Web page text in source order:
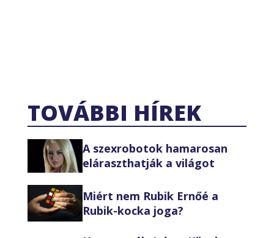
TOVÁBBI HÍREK
A szexrobotok hamarosan
eláraszthatják a világot
Miért nem Rubik Ernőé a
Rubik-kocka joga?